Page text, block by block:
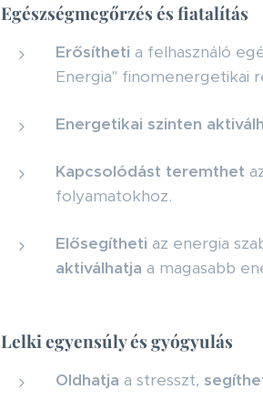
Egészségmegőrzés és fiatalítás
Erősítheti a felhasználó
Energia" finomenergetikai
Energetikai szinten
Kapcsolódást teremthet
folyamatokhoz.
Elősegítheti az energia
aktiválhatja a magasabb
Lelki egyensúly és gyógyulás
Oldhatja a stresszt,